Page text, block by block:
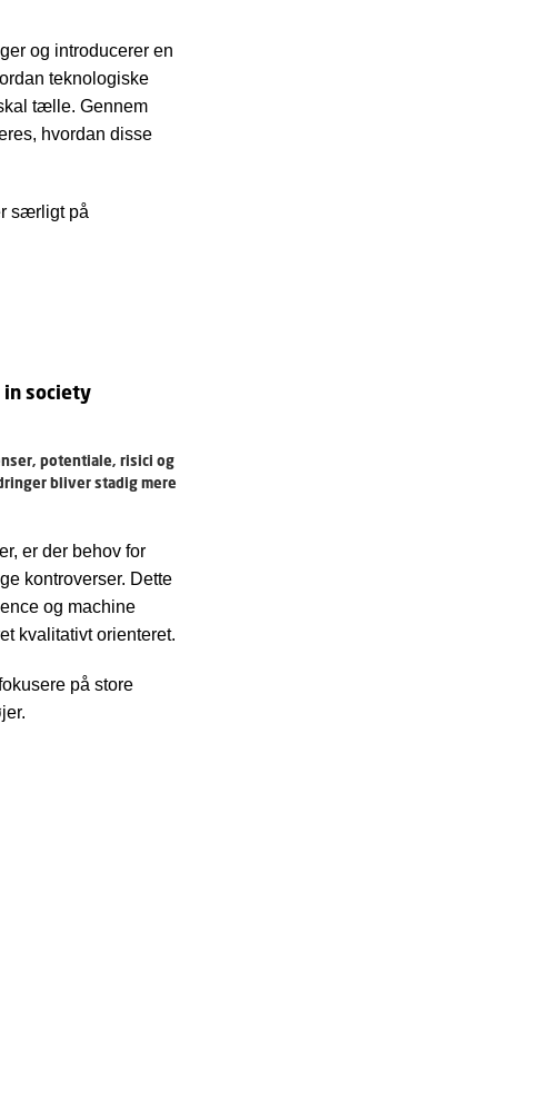
og introducerer en
teknologiske
tælle. Gennem
hvordan disse
særligt på
in society
potentiale, risici og
bliver stadig mere
er der behov for
kontroverser. Dette
og machine
kvalitativt orienteret.
på store